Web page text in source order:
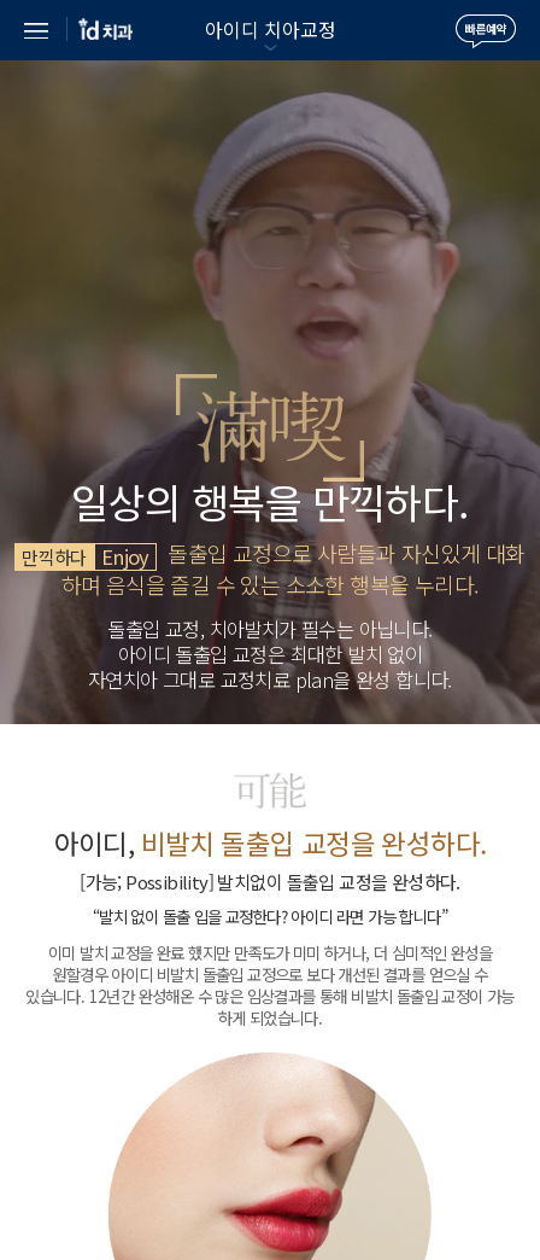
아이디 치아교정
일상의 행복을 만끽하다.
만끽하다 Enjoy
돌출입 교정으로 사람들과 자신있게 대화
하며 음식을 즐길 수 있는 소소한 행복을 누리다.
돌출입 교정, 치아발치가 필수는 아닙니다.
아이디 돌출입 교정은 최대한 발치 없이
자연치아 그대로 교정치료 plan을 완성 합니다.
아이디, 비발치 돌출입 교정을 완성하다.
[가능; Possibility] 발치없이 돌출입 교정을 완성하다.
“발치 없이 돌출 입을 교정한다? 아이디 라면 가능 합니다”
이미 발치 교정을 완료 했지만 만족도가 미미 하거나, 더 심미적인 완성을
원할경우 아이디 비발치 돌출입 교정으로 보다 개선된 결과를 얻으실 수
있습니다. 12년간 완성해온 수 많은 임상결과를 통해 비발치 돌출입 교정이 가능
하게 되었습니다.